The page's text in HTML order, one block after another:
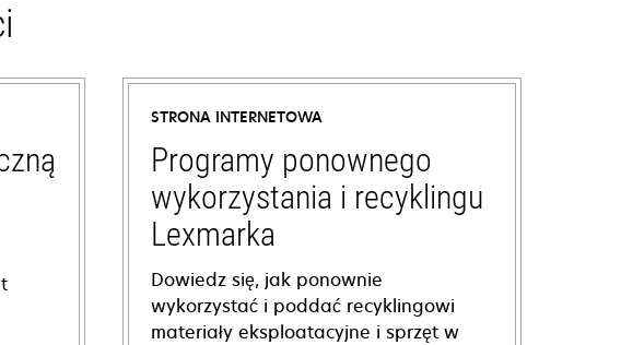
STRONA INTERNETOWA
Programy ponownego
wykorzystania i recyklingu
Lexmarka
Dowiedz się, jak ponownie
wykorzystać i poddać recyklingowi
materiały eksploatacyjne i sprzęt w